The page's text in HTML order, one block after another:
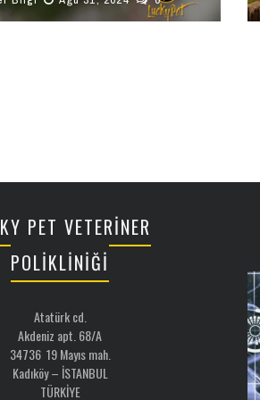
yaratıklarından biridir. Her ne kadar
PET VETERİNER
POLİKLİNİĞİ
Atatürk cd.
Akdeniz apt. 68/A
34736 19 Mayıs mah.
Kadıköy – İSTANBUL
TÜRKİYE